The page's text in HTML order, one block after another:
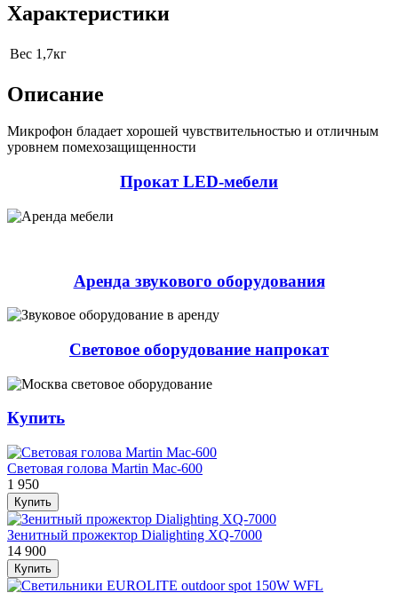
Характеристики
Вес 1,7кг
Описание
Микрофон бладает хорошей чувствительностью и отличным
уровнем помехозащищенности
Прокат LED-мебели
Аренда звукового оборудования
Световое оборудование напрокат
Купить
Световая голова Martin Mac-600
1 950
Купить
Зенитный прожектор Dialighting XQ-7000
14 900
Купить